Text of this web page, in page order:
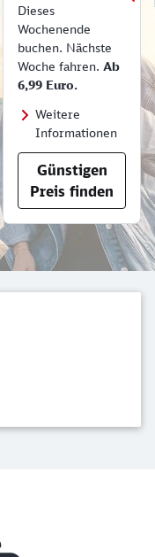
Dieses
Wochenende
buchen. Nächste
Woche fahren. Ab
6,99 Euro.
Weitere
Informationen
Günstigen
Preis finden